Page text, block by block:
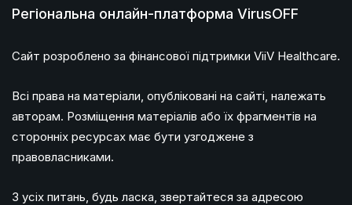
Регіональна онлайн-платформа VirusOFF
Сайт розроблено за фінансової підтримки ViiV Healthcare.
Всі права на матеріали, опубліковані на сайті, належать
авторам. Розміщення матеріалів або їх фрагментів на
сторонніх ресурсах має бути узгоджене з
правовласниками.
З усіх питань, будь ласка, звертайтеся за адресою